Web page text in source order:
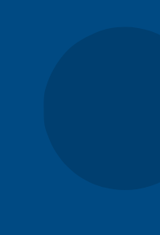
Sie erhalten